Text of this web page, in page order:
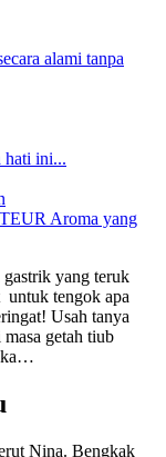
alami tanpa
hati ini...
Aroma yang
gastrik yang teruk
untuk tengok apa
Usah tanya
getah tiub
Nina. Bengkak